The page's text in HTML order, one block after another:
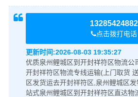
13285424882
点击拨打电话
更新时间:2026-08-03 19:35:27
优质泉州鲤城区到开封祥符区物流公
开封祥符区物流专线运输(上门取货
区发货运去开封祥符区,泉州鲤城区
站式泉州鲤城区到开封祥符区直达物